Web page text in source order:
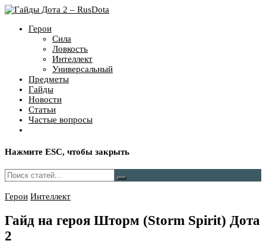
Герои
Сила
Ловкость
Интеллект
Универсальный
Предметы
Гайды
Новости
Статьи
Частые вопросы
Нажмите ESC, чтобы закрыть
Герои Интеллект
Гайд на героя Шторм (Storm Spirit) Дота
2